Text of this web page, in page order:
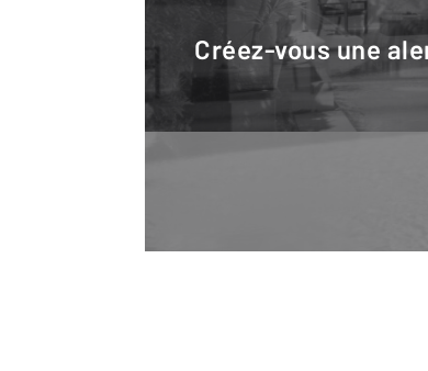
Créez-vous une alerte mail pour être averti quand une annonce est en ligne et consultez la